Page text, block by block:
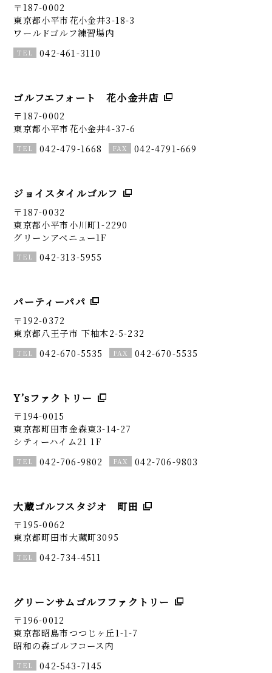
〒187-0002
東京都小平市花小金井3-18-3
ワールドゴルフ練習場内
042-461-3110
ゴルフエフォート 花小金井店
〒187-0002
東京都小平市花小金井4-37-6
042-479-1668
042-4791-669
ジョイスタイルゴルフ
〒187-0032
東京都小平市小川町1-2290
グリーンアベニュー1F
042-313-5955
パーティーパパ
〒192-0372
東京都八王子市 下柚木2-5-232
042-670-5535
042-670-5535
Y’sファクトリー
〒194-0015
東京都町田市金森東3-14-27
シティーハイム21 1F
042-706-9802
042-706-9803
大蔵ゴルフスタジオ 町田
〒195-0062
東京都町田市大蔵町3095
042-734-4511
グリーンサムゴルフファクトリー
〒196-0012
東京都昭島市つつじヶ丘1-1-7
昭和の森ゴルフコース内
042-543-7145